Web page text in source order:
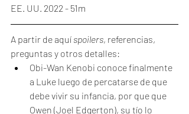
EE. UU. 2022 - 51m
A partir de aquí spoilers, referencias,
preguntas y otros detalles:
Obi-Wan Kenobi conoce finalmente
a Luke luego de percatarse de que
debe vivir su infancia, por que que
Owen (Joel Edgerton), su tío lo